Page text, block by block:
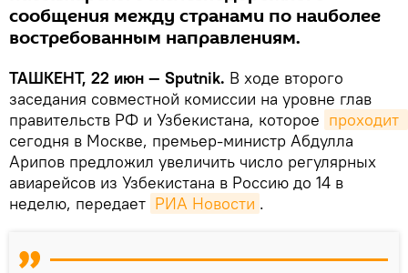
сообщения между странами по наиболее
востребованным направлениям.
ТАШКЕНТ, 22 июн — Sputnik. В ходе второго
заседания совместной комиссии на уровне глав
правительств РФ и Узбекистана, которое
сегодня в Москве, премьер-министр Абдулла
Арипов предложил увеличить число регулярных
авиарейсов из Узбекистана в Россию до 14 в
неделю, передает РИА Новости .